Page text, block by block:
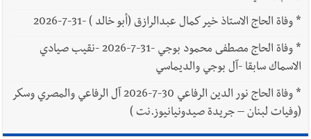
*وفاة الحاج الاستاذ خير كمال عبدالرازق (أبو خالد ) -31-7-2026
*
وفاة الحاج مصطفى محمود بوجي -31-7-2026 -نقيب صيادي
الاسماك سابقا -آل بوجي والديماسي
*
وفاة الحاج نور الدين الرفاعي 30-7-2026 آل الرفاعي والمصري وسكر
(وفيات لبنان – جريدة صيدونيانيوز.نت )